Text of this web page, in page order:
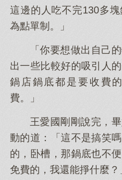
這邊的人吃不完130多
為點單制。」
「你要想做出自己
出一些比較好的吸引人
鍋店鍋底都是要收費
費。」
王愛國剛剛說完，
動的道：「這不是搞笑
的，卧槽，那鍋底也不
免費的，我還能掙什麼？